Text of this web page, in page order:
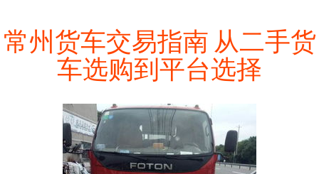
常州货车交易指南 从二手货
车选购到平台选择